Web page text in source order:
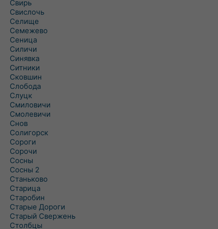
Свирь
Свислочь
Селище
Семежево
Сеница
Силичи
Синявка
Ситники
Сковшин
Слобода
Слуцк
Смиловичи
Смолевичи
Снов
Солигорск
Сороги
Сорочи
Сосны
Сосны 2
Станьково
Старица
Старобин
Старые Дороги
Старый Свержень
Столбцы